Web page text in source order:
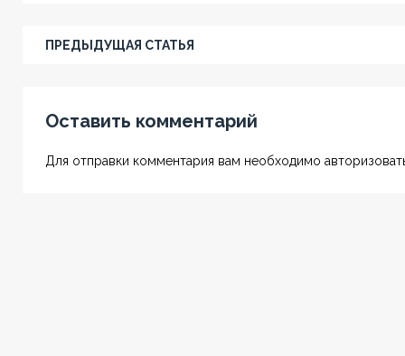
ПРЕДЫДУЩАЯ СТАТЬЯ
Оставить комментарий
Для отправки комментария вам необходимо